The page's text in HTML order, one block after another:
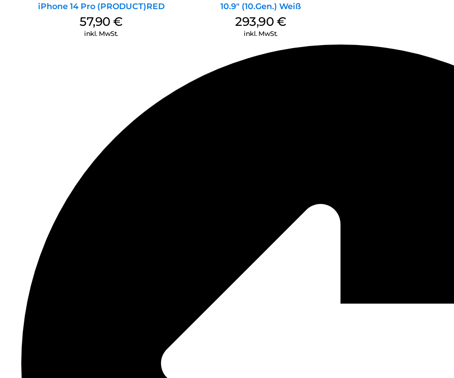
iPhone 14 Pro (PRODUCT)RED
57,90€
inkl. MwSt.
10.9″ (10.Gen.) Weiß
293,90€
inkl. MwSt.